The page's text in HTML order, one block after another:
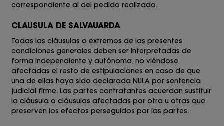
correspondiente al del pedido realizado.
CLAUSULA DE SALVAUARDA
Todas las cláusulas o extremos de las presentes
condiciones generales deben ser interpretadas de
forma independiente y autónoma, no viéndose
afectadas el resto de estipulaciones en caso de que
una de ellas haya sido declarada NULA por sentencia
judicial firme. Las partes contratantes acuerdan sustituir
la cláusula o cláusulas afectadas por otra u otras que
preserven los efectos perseguidos por las partes.